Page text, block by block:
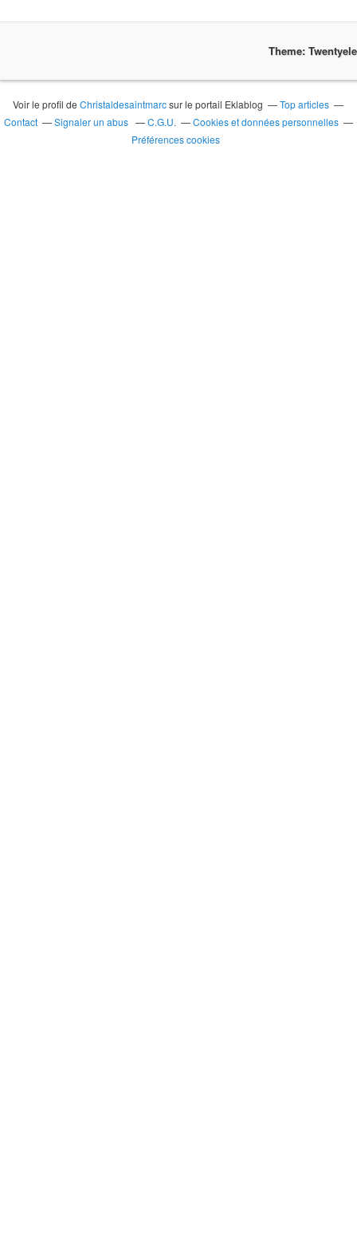
Theme:
Voir le profil deChristaldesaintmarcsur le portail Eklablog
Top articles
Contact
Signaler un abus C.G.U.
Cookies et données personnelles
Préférences cookies